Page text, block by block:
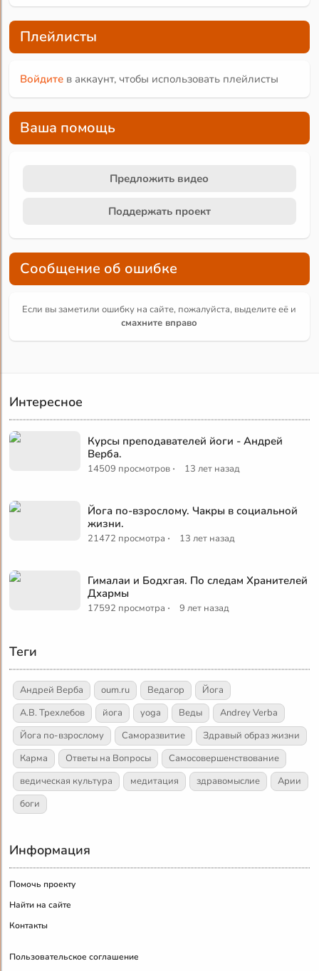
Плейлисты
Войдите в аккаунт, чтобы использовать плейлисты
Ваша помощь
Предложить видео
Поддержать проект
Сообщение об ошибке
Если вы заметили ошибку на сайте, пожалуйста, выделите её и
смахните вправо
Интересное
Курсы преподавателей йоги - Андрей
Верба.
14509 просмотров · 13 лет назад
Йога по-взрослому. Чакры в социальной
жизни.
21472 просмотра · 13 лет назад
Гималаи и Бодхгая. По следам Хранителей
Дхармы
17592 просмотра · 9 лет назад
Теги
Андрей Верба oum.ru Ведагор
Йога
А.В. Трехлебов
йога yoga Веды
Andrey Verba
Йога по-взрослому
Саморазвитие
Здравый образ жизни
Карма
Ответы на Вопросы
Самосовершенствование
ведическая культура
медитация здравомыслие
Арии
боги
Информация
Помочь проекту
Найти на сайте
Контакты
Пользовательское соглашение